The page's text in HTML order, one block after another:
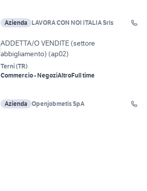
Azienda LAVORA CON NOI ITALIA Srls
ADDETTA/O VENDITE (settore
abbigliamento) (ap02)
Terni(TR)
Commercio - NegoziAltroFull time
Azienda Openjobmetis SpA